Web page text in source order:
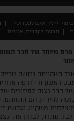
בימוי: ליליה אינגולפסדוטיר
תרגום לעברית, אנגלית
וארי 2024 - פרס מיוחד של
כשהייתה גרושה
ראשון ודי רדפה
דבר נענה לחיזורים
להיריון, הם
משקיוו, ועכשיו
נותרת לבחון את